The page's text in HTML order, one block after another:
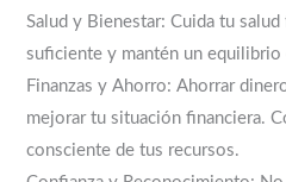
Salud y Bienestar: Cuida tu
suficiente y mantén un
Finanzas y Ahorro: Ahorrar
mejorar tu situación financiera.
consciente de tus recursos.